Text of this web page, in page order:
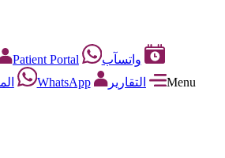
Patient Portal
واتسآب
WhatsApp التقارير
Menu